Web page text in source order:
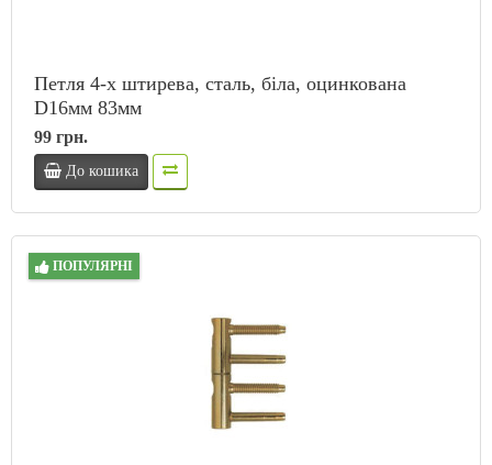
Петля 4-х штирева, сталь, біла, оцинкована
D16мм 83мм
99 грн.
До кошика
ПОПУЛЯРНІ